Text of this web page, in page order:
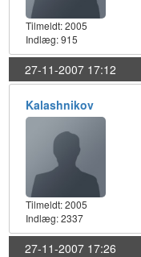
Tilmeldt:2005
Indlæg: 915
27-11-2007 17:12
Kalashnikov
Tilmeldt:2005
Indlæg: 2337
27-11-2007 17:26